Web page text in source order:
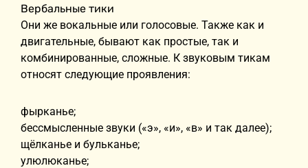
Вербальные тики
Они же вокальные или голосовые. Также как и
двигательные, бывают как простые, так и
комбинированные, сложные. К звуковым тикам
относят следующие проявления:
фырканье;
бессмысленные звуки («э», «и», «в» и так далее);
щёлканье и бульканье;
улюлюканье;